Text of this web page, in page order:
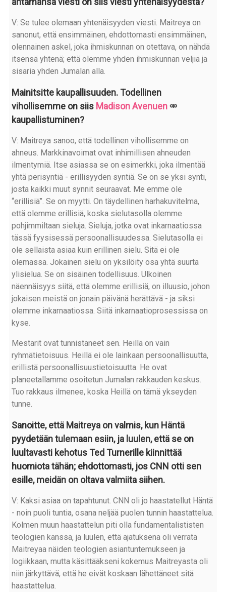
V: Se tulee olemaan yhtenäisyyden viesti. Maitreya on
sanonut, että ensimmäinen, ehdottomasti ensimmäinen,
olennainen askel, joka ihmiskunnan on otettava, on nähdä
itsensä yhtenä; että olemme yhden ihmiskunnan veljiä ja
sisaria yhden Jumalan alla.
Mainitsitte kaupallisuuden. Todellinen
vihollisemme on siis Madison Avenuen
kaupallistuminen?
V: Maitreya sanoo, että todellinen vihollisemme on
ahneus. Markkinavoimat ovat inhimillisen ahneuden
ilmentymiä. Itse asiassa se on esimerkki, joka ilmentää
yhtä perisyntiä - erillisyyden syntiä. Se on se yksi synti,
josta kaikki muut synnit seuraavat. Me emme ole
“erillisiä”. Se on myytti. On täydellinen harhakuvitelma,
että olemme erillisiä, koska sielutasolla olemme
pohjimmiltaan sieluja. Sieluja, jotka ovat inkarnaatiossa
tässä fyysisessä persoonallisuudessa. Sielutasolla ei
ole sellaista asiaa kuin erillinen sielu. Sitä ei ole
olemassa. Jokainen sielu on yksilöity osa yhtä suurta
ylisielua. Se on sisäinen todellisuus. Ulkoinen
näennäisyys siitä, että olemme erillisiä, on illuusio, johon
jokaisen meistä on jonain päivänä herättävä - ja siksi
olemme inkarnaatiossa. Siitä inkarnaatioprosessissa on
kyse.
Mestarit ovat tunnistaneet sen. Heillä on vain
ryhmätietoisuus. Heillä ei ole lainkaan persoonallisuutta,
erillistä persoonallisuustietoisuutta. He ovat
planeetallamme osoitetun Jumalan rakkauden keskus.
Tuo rakkaus ilmenee, koska Heillä on tämä ykseyden
tunne.
Sanoitte, että Maitreya on valmis, kun Häntä
pyydetään tulemaan esiin, ja luulen, että se on
luultavasti kehotus Ted Turnerille kiinnittää
huomiota tähän; ehdottomasti, jos CNN otti sen
esille, meidän on oltava valmiita siihen.
V: Kaksi asiaa on tapahtunut. CNN oli jo haastatellut Häntä
- noin puoli tuntia, osana neljää puolen tunnin haastattelua.
Kolmen muun haastattelun piti olla fundamentalististen
teologien kanssa, ja luulen, että ajatuksena oli verrata
Maitreyaa näiden teologien asiantuntemukseen ja
logiikkaan, mutta käsittääkseni kokemus Maitreyasta oli
niin järkyttävä, että he eivät koskaan lähettäneet sitä
haastattelua.